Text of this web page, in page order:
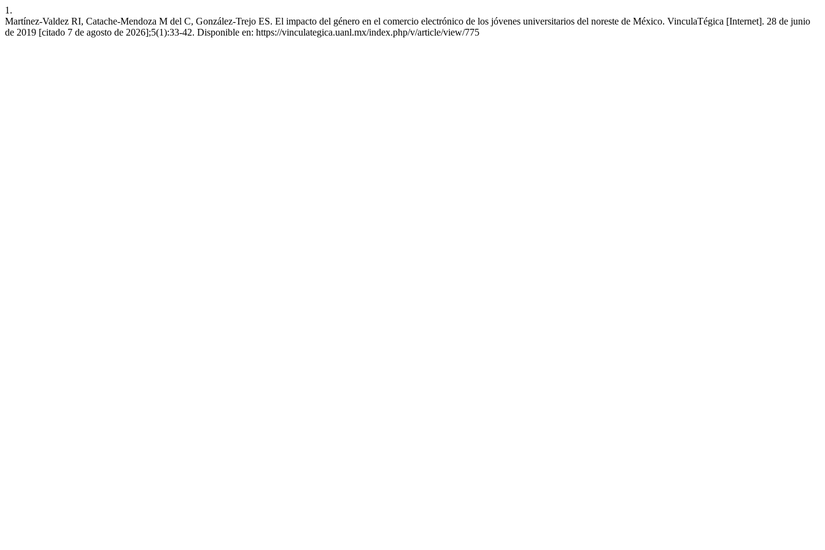
1.
Martínez-Valdez RI, Catache-Mendoza M del C, González-Trejo ES. El impacto del género en el comercio electrónico de los jóvenes universitarios del noreste de México. VinculaTégica [Internet]. 28 de junio
de 2019 [citado 7 de agosto de 2026];5(1):33-42. Disponible en: https://vinculategica.uanl.mx/index.php/v/article/view/775